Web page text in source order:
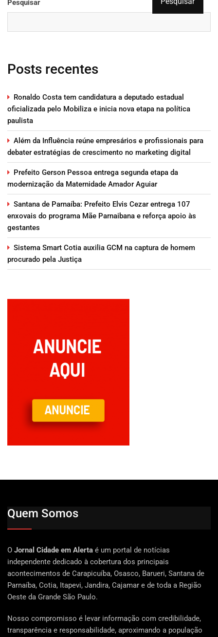
Pesquisar
Posts recentes
Ronaldo Costa tem candidatura a deputado estadual
oficializada pelo Mobiliza e inicia nova etapa na política
paulista
Além da Influência reúne empresários e profissionais para
debater estratégias de crescimento no marketing digital
Prefeito Gerson Pessoa entrega segunda etapa da
modernização da Maternidade Amador Aguiar
Santana de Parnaíba: Prefeito Elvis Cezar entrega 107
enxovais do programa Mãe Parnaibana e reforça apoio às
gestantes
Sistema Smart Cotia auxilia GCM na captura de homem
procurado pela Justiça
Quem Somos
O Jornal Cidade em Alerta é um portal de notícias
independente dedicado à cobertura dos principais
acontecimentos de Carapicuíba, Osasco, Barueri, Santana de
Parnaíba, Cotia, Itapevi, Jandira, Cajamar e de toda a Região
Oeste da Grande São Paulo.
Nosso compromisso é levar informação com credibilidade,
transparência e responsabilidade, aproximando a população